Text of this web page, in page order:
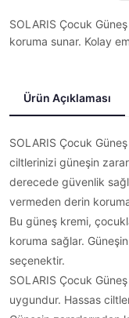
SOLARIS Çocuk
koruma sunar. Kolay
Ürün Açıklaması
SOLARIS Çocuk
ciltlerinizi güneşin
derecede güvenlik
vermeden derin
Bu güneş kremi,
koruma sağlar.
seçenektir.
SOLARIS Çocuk
uygundur. Hassas